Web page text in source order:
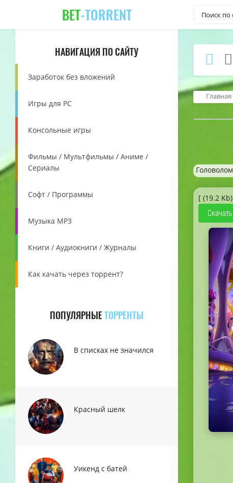
BET-TORRENT
НАВИГАЦИЯ ПО САЙТУ
Заработок без вложений
Игры для PC
Консольные игры
Фильмы / Мультфильмы / Аниме /
Сериалы
Софт / Программы
Музыка MP3
Книги / Аудиокниги / Журналы
Как качать через торрент?
ПОПУЛЯРНЫЕТОРРЕНТЫ
В списках не значился
Красный шелк
Уикенд с батей
Главная
[ (19.2